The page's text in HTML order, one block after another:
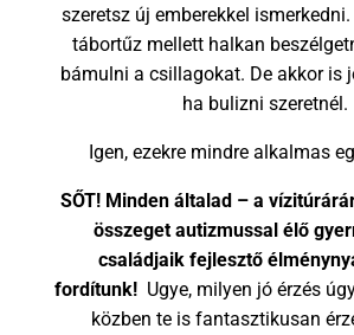
szeretsz új emberekkel
tábortűz mellett halkan
bámulni a csillagokat. De akkor is
ha bulizni szeretnél.
Igen, ezekre mindre alkalmas
SŐT! Minden általad – a
összeget autizmussal élő
családjaik fejlesztő
fordítunk!Ugye, milyen jó érzés
közben te is fantasztikusan